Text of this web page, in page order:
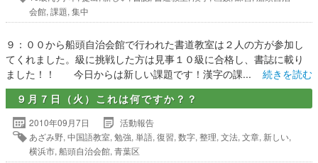
会館, 課題, 集中
９：００から船頭自治会館で行われた書道教室は２人の方が参加し
てくれました。級に挑戦した方は見事１０級に合格し、書誌に載り
ました！！ 今日からは新しい課題です！漢字の課... 続きを読む
９月７日（火）これは何ですか？？
2010年09月7日
活動報告
あざみ野, 中国語教室, 勉強, 単語, 復習, 数字, 整理, 文法, 文章, 新しい,
横浜市, 船頭自治会館, 青葉区